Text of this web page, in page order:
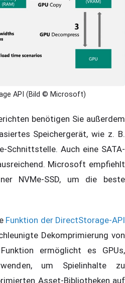
API (Bild © Microsoft)
benötigen Sie außerdem
Speichergerät, wie z. B.
Schnittstelle. Auch eine SATA-
Microsoft empfiehlt
NVMe-SSD, um die beste
Funktion der DirectStorage-API
Dekomprimierung von
ermöglicht es GPUs,
um Spielinhalte zu
Asset-Bibliotheken auf